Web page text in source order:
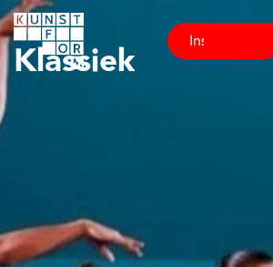
Inschrijven
Klassiek